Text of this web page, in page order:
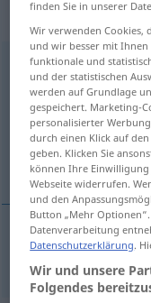
monumental
Übersicht aller
(Für mehr Details die
monumentální
monumentální
finden Sie in unserer
Wir verwenden Cookies,
und wir besser mit
funktionale und
und der statistischen
werden auf Grundlage
gespeichert. Marketing-
personalisierter
durch einen Klick auf
geben. Klicken Sie
können Ihre
Webseite widerrufen.
und den
Button „Mehr
Datenverarbeitung
Datenschutzerklärung.
Wir und unsere
Folgendes